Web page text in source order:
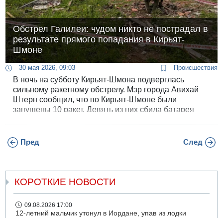
Обстрел Галилеи: чудом никто не пострадал в
результате прямого попадания в Кирьят-
Шмоне
30 мая 2026, 09:03 Происшествия
В ночь на субботу Кирьят-Шмона подверглась
сильному ракетному обстрелу. Мэр города Авихай
Штерн сообщил, что по Кирьят-Шмоне были
запущены 10 ракет. Девять из них сбила батарея
попадания сильно пострадали здания, но, на
счастье, никто из жителей не пострадал.
Пред След
КОРОТКИЕ НОВОСТИ
09.08.2026 17:00
12-летний мальчик утонул в Иордане, упав из лодки